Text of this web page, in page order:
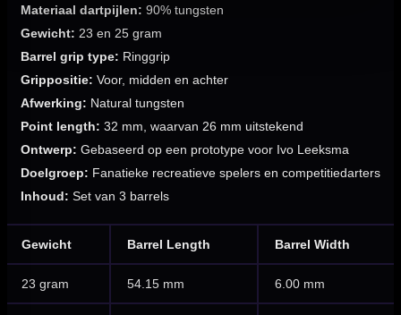
Materiaal dartpijlen: 90% tungsten
Gewicht: 23 en 25 gram
Barrel grip type: Ringgrip
Grippositie: Voor, midden en achter
Afwerking: Natural tungsten
Point length: 32 mm, waarvan 26 mm uitstekend
Ontwerp: Gebaseerd op een prototype voor Ivo Leeksma
Doelgroep: Fanatieke recreatieve spelers en competitiedarters
Inhoud: Set van 3 barrels
Gewicht Barrel Length Barrel Width
23 gram 54.15 mm 6.00 mm